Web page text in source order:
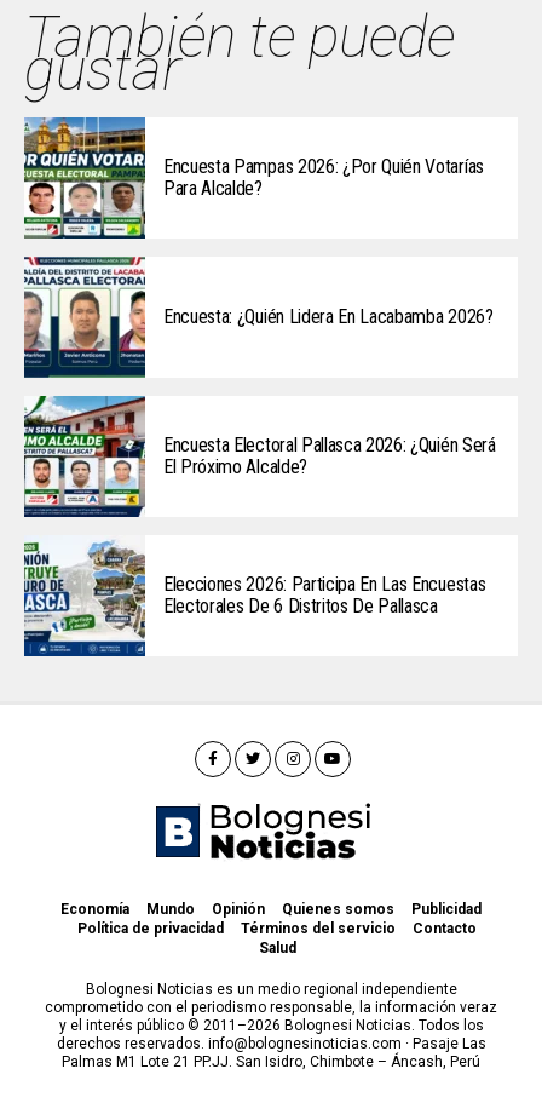
También te puede
gustar
Encuesta Pampas 2026: ¿Por Quién Votarías
Para Alcalde?
Encuesta: ¿Quién Lidera En Lacabamba 2026?
Encuesta Electoral Pallasca 2026: ¿Quién Será
El Próximo Alcalde?
Elecciones 2026: Participa En Las Encuestas
Electorales De 6 Distritos De Pallasca
Economía Mundo Opinión Quienes somos
Publicidad
Política de privacidad
Términos del servicio
Contacto
Salud
Bolognesi Noticias es un medio regional independiente
comprometido con el periodismo responsable, la información veraz
y el interés público © 2011–2026 Bolognesi Noticias. Todos los
derechos reservados. info@bolognesinoticias.com · Pasaje Las
Palmas M1 Lote 21 PP.JJ. San Isidro, Chimbote – Áncash, Perú